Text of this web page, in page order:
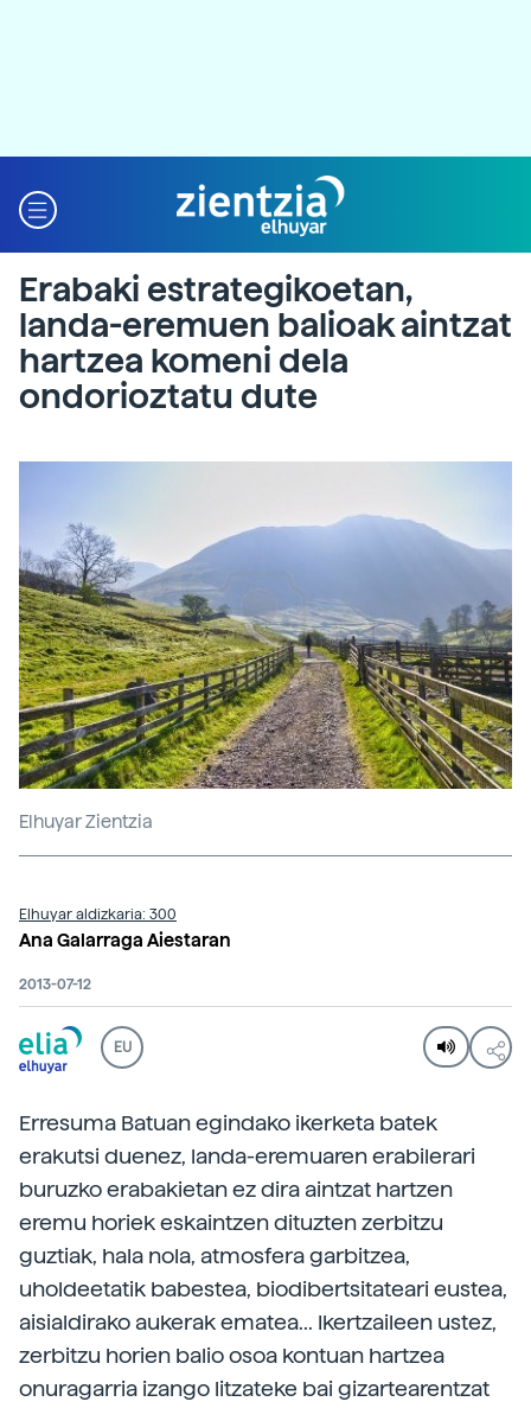
Erabaki estrategikoetan,
landa-eremuen balioak aintzat
hartzea komeni dela
ondorioztatu dute
Elhuyar Zientzia
Elhuyar aldizkaria: 300
Ana Galarraga Aiestaran
2013-07-12
EU
Erresuma Batuan egindako ikerketa batek
erakutsi duenez, landa-eremuaren erabilerari
buruzko erabakietan ez dira aintzat hartzen
eremu horiek eskaintzen dituzten zerbitzu
guztiak, hala nola, atmosfera garbitzea,
uholdeetatik babestea, biodibertsitateari eustea,
aisialdirako aukerak ematea... Ikertzaileen ustez,
zerbitzu horien balio osoa kontuan hartzea
onuragarria izango litzateke bai gizartearentzat